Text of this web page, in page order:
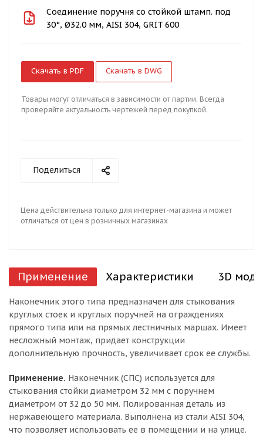
Соединение поручня со стойкой штамп. под
30°, Ø32.0 мм, AISI 304, GRIT 600
Скачать в PDF Скачать в DWG
Товары могут отличаться в зависимости от партии. Всегда
проверяйте актуальность чертежей перед покупкой.
Поделиться
Цена действительна только для интернет-магазина и может
отличаться от цен в розничных магазинах
Применение Характеристики 3D
Наконечник этого типа предназначен для стыкования
круглых стоек и круглых поручней на ограждениях
прямого типа или на прямых лестничных маршах. Имеет
несложный монтаж, придает конструкции
дополнительную прочность, увеличивает срок ее службы.
Применение. Наконечник (СПС) используется для
стыкования стойки диаметром 32 мм с поручнем
диаметром от 32 до 50 мм. Полированная деталь из
нержавеющего материала. Выполнена из стали AISI 304,
что позволяет использовать ее в помещении и на улице.